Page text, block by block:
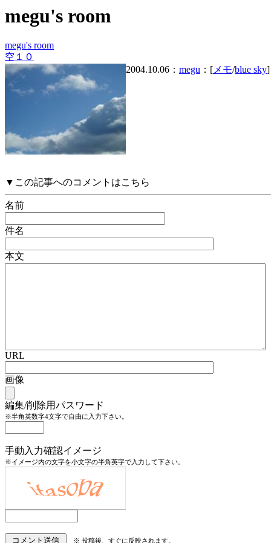
megu's room
megu's room
空１０
2004.10.06： megu ：[メモ/blue sky]
▼この記事へのコメントはこちら
名前
件名
本文
URL
画像
編集/削除用パスワード
※半角英数字4文字で自由に入力下さい。
手動入力確認イメージ
※イメージ内の文字を小文字の半角英字で入力して下さい。
※ 投稿後、すぐに反映されます。